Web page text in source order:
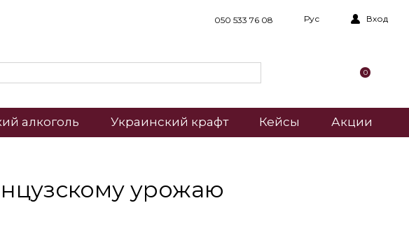
050 533 76 08 Рус Вход
0
алкоголь Украинский крафт Кейсы Акции
урожаю